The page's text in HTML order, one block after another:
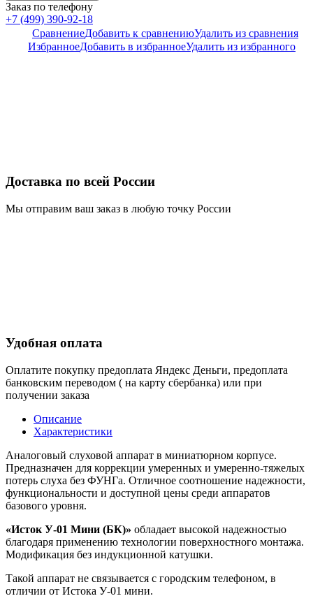
Заказ по телефону
+7 (499) 390-92-18
СравнениеДобавить к сравнениюУдалить из сравнения
ИзбранноеДобавить в избранноеУдалить из избранного
Доставка по всей России
Мы отправим ваш заказ в любую точку России
Удобная оплата
Оплатите покупку предоплата Яндекс Деньги, предоплата
банковским переводом ( на карту сбербанка) или при
получении заказа
Описание
Характеристики
Аналоговый слуховой аппарат в миниатюрном корпусе.
Предназначен для коррекции умеренных и умеренно-тяжелых
потерь слуха без ФУНГа. Отличное соотношение надежности,
функциональности и доступной цены среди аппаратов
базового уровня.
«Исток У-01 Мини (БК)» обладает высокой надежностью
благодаря применению технологии поверхностного монтажа.
Модификация без индукционной катушки.
Такой аппарат не связывается с городским телефоном, в
отличии от Истока У-01 мини.